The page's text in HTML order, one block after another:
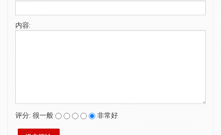
内容:
评分: 很一般 非常好